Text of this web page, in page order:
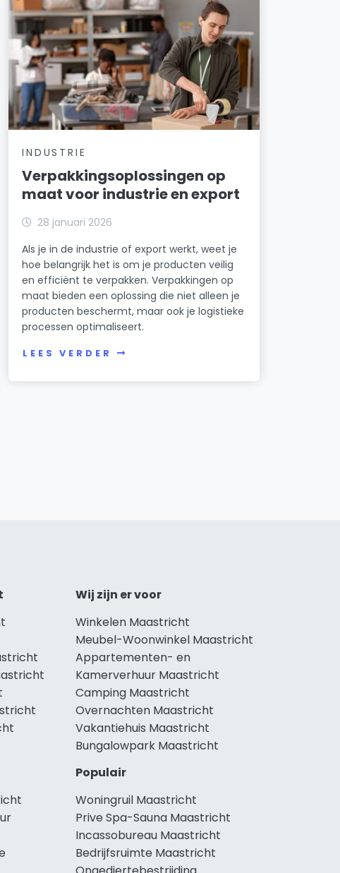
INDUSTRIE
Verpakkingsoplossingen op
maat voor industrie en export
28 januari 2026
Als je in de industrie of export werkt, weet je
hoe belangrijk het is om je producten veilig
en efficiënt te verpakken. Verpakkingen op
maat bieden een oplossing die niet alleen je
producten beschermt, maar ook je logistieke
processen optimaliseert.
LEES VERDER
Wij zijn er voor
Winkelen Maastricht
Meubel-Woonwinkel Maastricht
Appartementen- en
Kamerverhuur Maastricht
Camping Maastricht
Overnachten Maastricht
Vakantiehuis Maastricht
Bungalowpark Maastricht
Populair
Woningruil Maastricht
Prive Spa-Sauna Maastricht
Incassobureau Maastricht
Bedrijfsruimte Maastricht